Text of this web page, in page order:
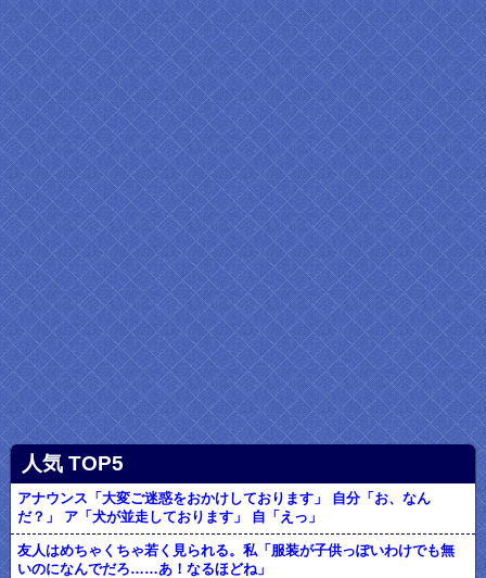
人気 TOP5
アナウンス「大変ご迷惑をおかけしております」 自分「お、なん
だ？」 ア「犬が並走しております」 自「えっ」
友人はめちゃくちゃ若く見られる。私「服装が子供っぽいわけでも無
いのになんでだろ……あ！なるほどね」